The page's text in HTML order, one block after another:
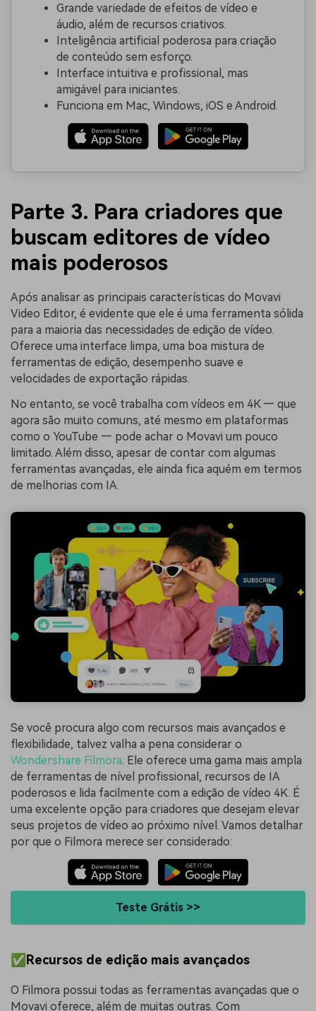
Grande variedade de efeitos de vídeo e
áudio, além de recursos criativos.
Inteligência artificial poderosa para criação
de conteúdo sem esforço.
Interface intuitiva e profissional, mas
amigável para iniciantes.
Funciona em Mac, Windows, iOS e Android.
Parte 3. Para criadores que
buscam editores de vídeo
mais poderosos
Após analisar as principais características do Movavi
Video Editor, é evidente que ele é uma ferramenta sólida
para a maioria das necessidades de edição de vídeo.
Oferece uma interface limpa, uma boa mistura de
ferramentas de edição, desempenho suave e
velocidades de exportação rápidas.
No entanto, se você trabalha com vídeos em 4K — que
agora são muito comuns, até mesmo em plataformas
como o YouTube — pode achar o Movavi um pouco
limitado. Além disso, apesar de contar com algumas
ferramentas avançadas, ele ainda fica aquém em termos
de melhorias com IA.
Se você procura algo com recursos mais avançados e
flexibilidade, talvez valha a pena considerar o
Wondershare Filmora. Ele oferece uma gama mais ampla
de ferramentas de nível profissional, recursos de IA
poderosos e lida facilmente com a edição de vídeo 4K. É
uma excelente opção para criadores que desejam elevar
seus projetos de vídeo ao próximo nível. Vamos detalhar
por que o Filmora merece ser considerado:
Teste Grátis >>
✅Recursos de edição mais avançados
O Filmora possui todas as ferramentas avançadas que o
Movavi oferece, além de muitas outras. Com